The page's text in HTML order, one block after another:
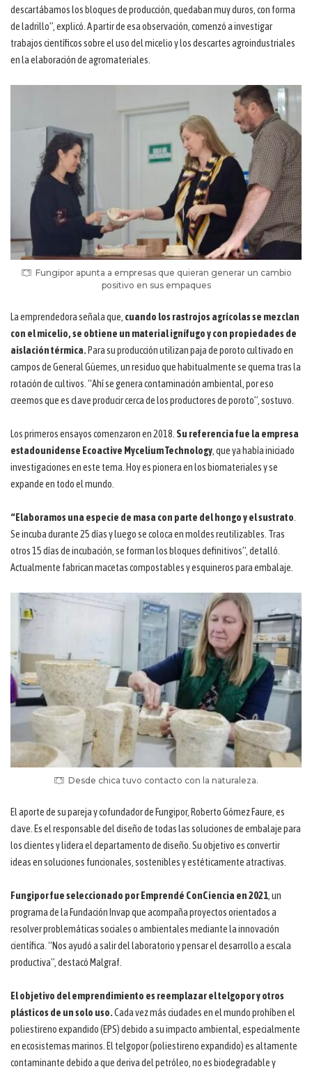
descartábamos los bloques de producción, quedaban muy duros, con forma
de ladrillo”, explicó. A partir de esa observación, comenzó a investigar
trabajos científicos sobre el uso del micelio y los descartes agroindustriales
en la elaboración de agromateriales.
Fungipor apunta a empresas que quieran generar un cambio
positivo en sus empaques
La emprendedora señala que, cuando los rastrojos agrícolas se mezclan
con el micelio, se obtiene un material ignífugo y con propiedades de
aislación térmica. Para su producción utilizan paja de poroto cultivado en
campos de General Güemes, un residuo que habitualmente se quema tras la
rotación de cultivos. “Ahí se genera contaminación ambiental, por eso
creemos que es clave producir cerca de los productores de poroto”, sostuvo.
Los primeros ensayos comenzaron en 2018. Su referencia fue la empresa
estadounidense Ecoactive Mycelium Technology , que ya había iniciado
investigaciones en este tema. Hoy es pionera en los biomateriales y se
expande en todo el mundo.
“Elaboramos una especie de masa con parte del hongo y el sustrato
Se incuba durante 25 días y luego se coloca en moldes reutilizables. Tras
otros 15 días de incubación, se forman los bloques definitivos”, detalló.
Actualmente fabrican macetas compostables y esquineros para embalaje.
Desde chica tuvo contacto con la naturaleza.
El aporte de su pareja y cofundador de Fungipor, Roberto Gómez Faure, es
clave. Es el responsable del diseño de todas las soluciones de embalaje para
los clientes y lidera el departamento de diseño. Su objetivo es convertir
ideas en soluciones funcionales, sostenibles y estéticamente atractivas.
Fungipor fue seleccionado por Emprendé ConCiencia en 2021 , un
programa de la Fundación Invap que acompaña proyectos orientados a
resolver problemáticas sociales o ambientales mediante la innovación
científica. “Nos ayudó a salir del laboratorio y pensar el desarrollo a escala
productiva”, destacó Malgraf.
El objetivo del emprendimiento es reemplazar el telgopor y otros
plásticos de un solo uso.Cada vez más ciudades en el mundo prohíben el
poliestireno expandido (EPS) debido a su impacto ambiental, especialmente
en ecosistemas marinos. El telgopor (poliestireno expandido) es altamente
contaminante debido a que deriva del petróleo, no es biodegradable y